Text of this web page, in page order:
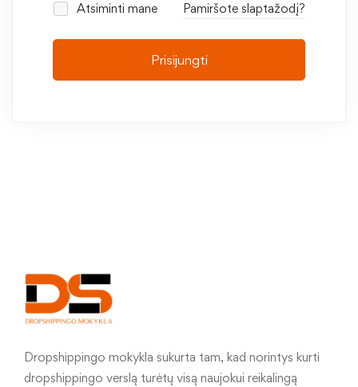
Atsiminti mane Pamiršote slaptažodį?
Prisijungti
Dropshippingo mokykla sukurta tam, kad norintys kurti
dropshippingo verslą turėtų visą naujokui reikalingą